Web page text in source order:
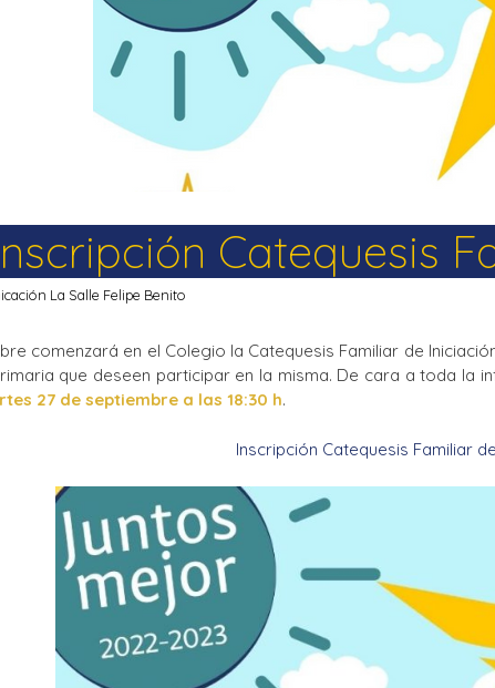
La Salle en el mundo
Vocación lasaliana
Catequesis
La Salle Felipe Benito
comenzará en el Colegio la Catequesis Familiar de
que deseen participar en la misma. De cara a toda
27 de septiembre a las 18:30 h.
Inscripción Catequesis Familiar